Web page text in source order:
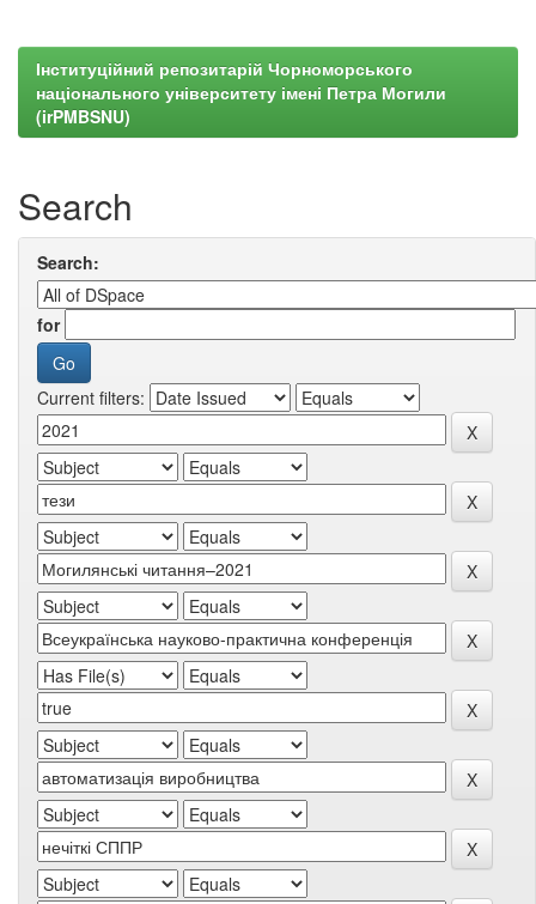
Інституційний репозитарій Чорноморського
національного університету імені Петра Могили
(irPMBSNU)
Search
Search:
for
Current filters: